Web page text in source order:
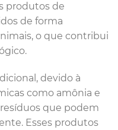
produtos de
de forma
o que contribui
devido à
como amônia e
que podem
Esses produtos